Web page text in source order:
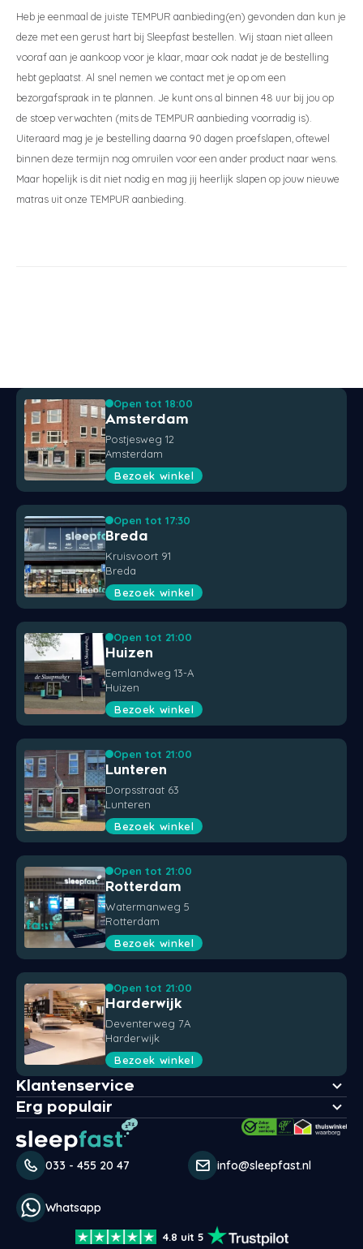
Heb je eenmaal de juiste TEMPUR aanbieding(en) gevonden dan kun je
deze met een gerust hart bij Sleepfast bestellen. Wij staan niet alleen
vooraf aan je aankoop voor je klaar, maar ook nadat je de bestelling
hebt geplaatst. Al snel nemen we contact met je op om een
bezorgafspraak in te plannen. Je kunt ons al binnen 48 uur bij jou op
de stoep verwachten (mits de TEMPUR aanbieding voorradig is).
Uiteraard mag je je bestelling daarna 90 dagen proefslapen, oftewel
binnen deze termijn nog omruilen voor een ander product naar wens.
Maar hopelijk is dit niet nodig en mag jij heerlijk slapen op jouw nieuwe
matras uit onze TEMPUR aanbieding.
Open tot 18:00
Amsterdam
Postjesweg 12
Amsterdam
Bezoek winkel
Open tot 17:30
Breda
Kruisvoort 91
Breda
Bezoek winkel
Open tot 21:00
Huizen
Eemlandweg 13-A
Huizen
Bezoek winkel
Open tot 21:00
Lunteren
Dorpsstraat 63
Lunteren
Bezoek winkel
Open tot 21:00
Rotterdam
Watermanweg 5
Rotterdam
Bezoek winkel
Open tot 21:00
Harderwijk
Deventerweg 7A
Harderwijk
Bezoek winkel
Klantenservice
Erg populair
033 - 455 20 47 info@sleepfast.nl
Whatsapp
4.8 uit 5